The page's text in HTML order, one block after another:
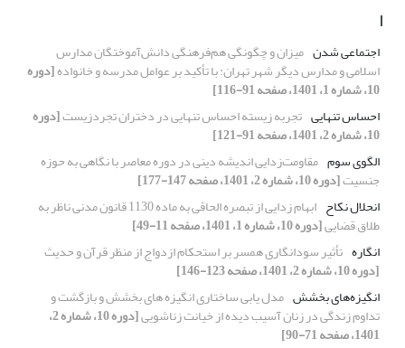
ا
اجتماعی شدن میزان و چگونگی هم‌فرهنگی دانش‌آموختگان مدارس
اسلامی و مدارس دیگر شهر تهران: با تأکید بر عوامل مدرسه و خانواده[دوره
10، شماره 1، 1401، صفحه 91-116]
احساس تنهایی تجربه زیسته احساس تنهایی در دختران تجردزیست[دوره
10، شماره 2، 1401، صفحه 91-121]
الگوی سوم مقاومت‌زدایی اندیشه دینی در دوره معاصر با نگاهی به حوزه
جنسیت[دوره 10، شماره 2، 1401، صفحه 147-177]
انحلال نکاح
ابهام ‌زدایی از تبصره الحاقی به ماده 1130 قانون مدنی ناظر به
طلاق قضایی[دوره 10، شماره 1، 1401، صفحه 11-49]
انگاره تأثیر سودانگاری همسر بر استحکام ازدواج از منظر قرآن و حدیث
[دوره 10، شماره 2، 1401، صفحه 123-146]
انگیزه‌های بخشش مدل یابی ساختاری انگیزه های بخشش و بازگشت و
تداوم زندگی در زنان آسیب دیده از خیانت زناشویی [دوره 10، شماره 2،
1401، صفحه 71-90]